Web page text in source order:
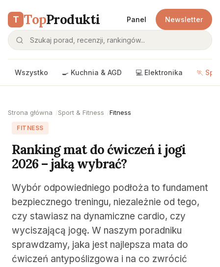
T TopProdukti Panel Newsletter
Wszystko 🍳 Kuchnia & AGD 💻 Elektronika 🏃
Strona główna Sport & Fitness Fitness
FITNESS
Ranking mat do ćwiczeń i jogi
2026 – jaką wybrać?
Wybór odpowiedniego podłoża to fundament
bezpiecznego treningu, niezależnie od tego,
czy stawiasz na dynamiczne cardio, czy
wyciszającą jogę. W naszym poradniku
sprawdzamy, jaka jest najlepsza mata do
ćwiczeń antypoślizgowa i na co zwrócić